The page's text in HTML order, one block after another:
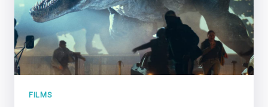
FILMS